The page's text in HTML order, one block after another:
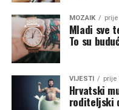
MOZAIK
Mladi sve
To su
VIJESTI prije
Hrvatski
roditeljski